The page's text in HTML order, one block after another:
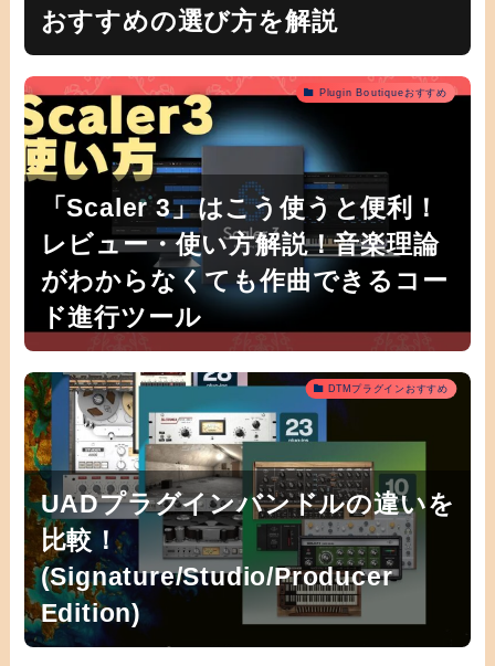
おすすめの選び方を解説
Plugin Boutiqueおすすめ
「Scaler 3」はこう使うと便利！
レビュー・使い方解説！音楽理論
がわからなくても作曲できるコー
ド進行ツール
DTMプラグインおすすめ
UADプラグインバンドルの違いを
比較！
(Signature/Studio/Producer
Edition)